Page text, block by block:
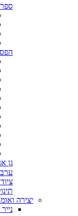
גן
ציוד
יצירה